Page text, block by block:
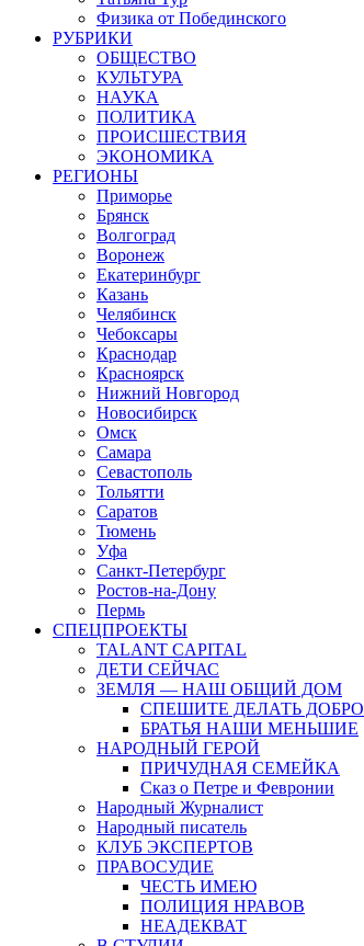
Физика от Побединского
РУБРИКИ
ОБЩЕСТВО
КУЛЬТУРА
НАУКА
ПОЛИТИКА
ПРОИСШЕСТВИЯ
ЭКОНОМИКА
РЕГИОНЫ
Приморье
Брянск
Волгоград
Воронеж
Екатеринбург
Казань
Челябинск
Чебоксары
Краснодар
Красноярск
Нижний Новгород
Новосибирск
Омск
Самара
Севастополь
Тольятти
Саратов
Тюмень
Уфа
Санкт-Петербург
Ростов-на-Дону
Пермь
СПЕЦПРОЕКТЫ
TALANT CAPITAL
ДЕТИ СЕЙЧАС
ЗЕМЛЯ — НАШ ОБЩИЙ ДОМ
СПЕШИТЕ ДЕЛАТЬ ДОБРО
БРАТЬЯ НАШИ МЕНЬШИЕ
НАРОДНЫЙ ГЕРОЙ
ПРИЧУДНАЯ СЕМЕЙКА
Сказ о Петре и Февронии
Народный Журналист
Народный писатель
КЛУБ ЭКСПЕРТОВ
ПРАВОСУДИЕ
ЧЕСТЬ ИМЕЮ
ПОЛИЦИЯ НРАВОВ
НЕАДЕКВАТ